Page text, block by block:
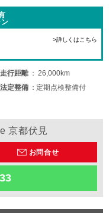
>詳しくはこちら
走行距離
26,000km
法定整備
定期点検整備付
京都伏見
お問合せ